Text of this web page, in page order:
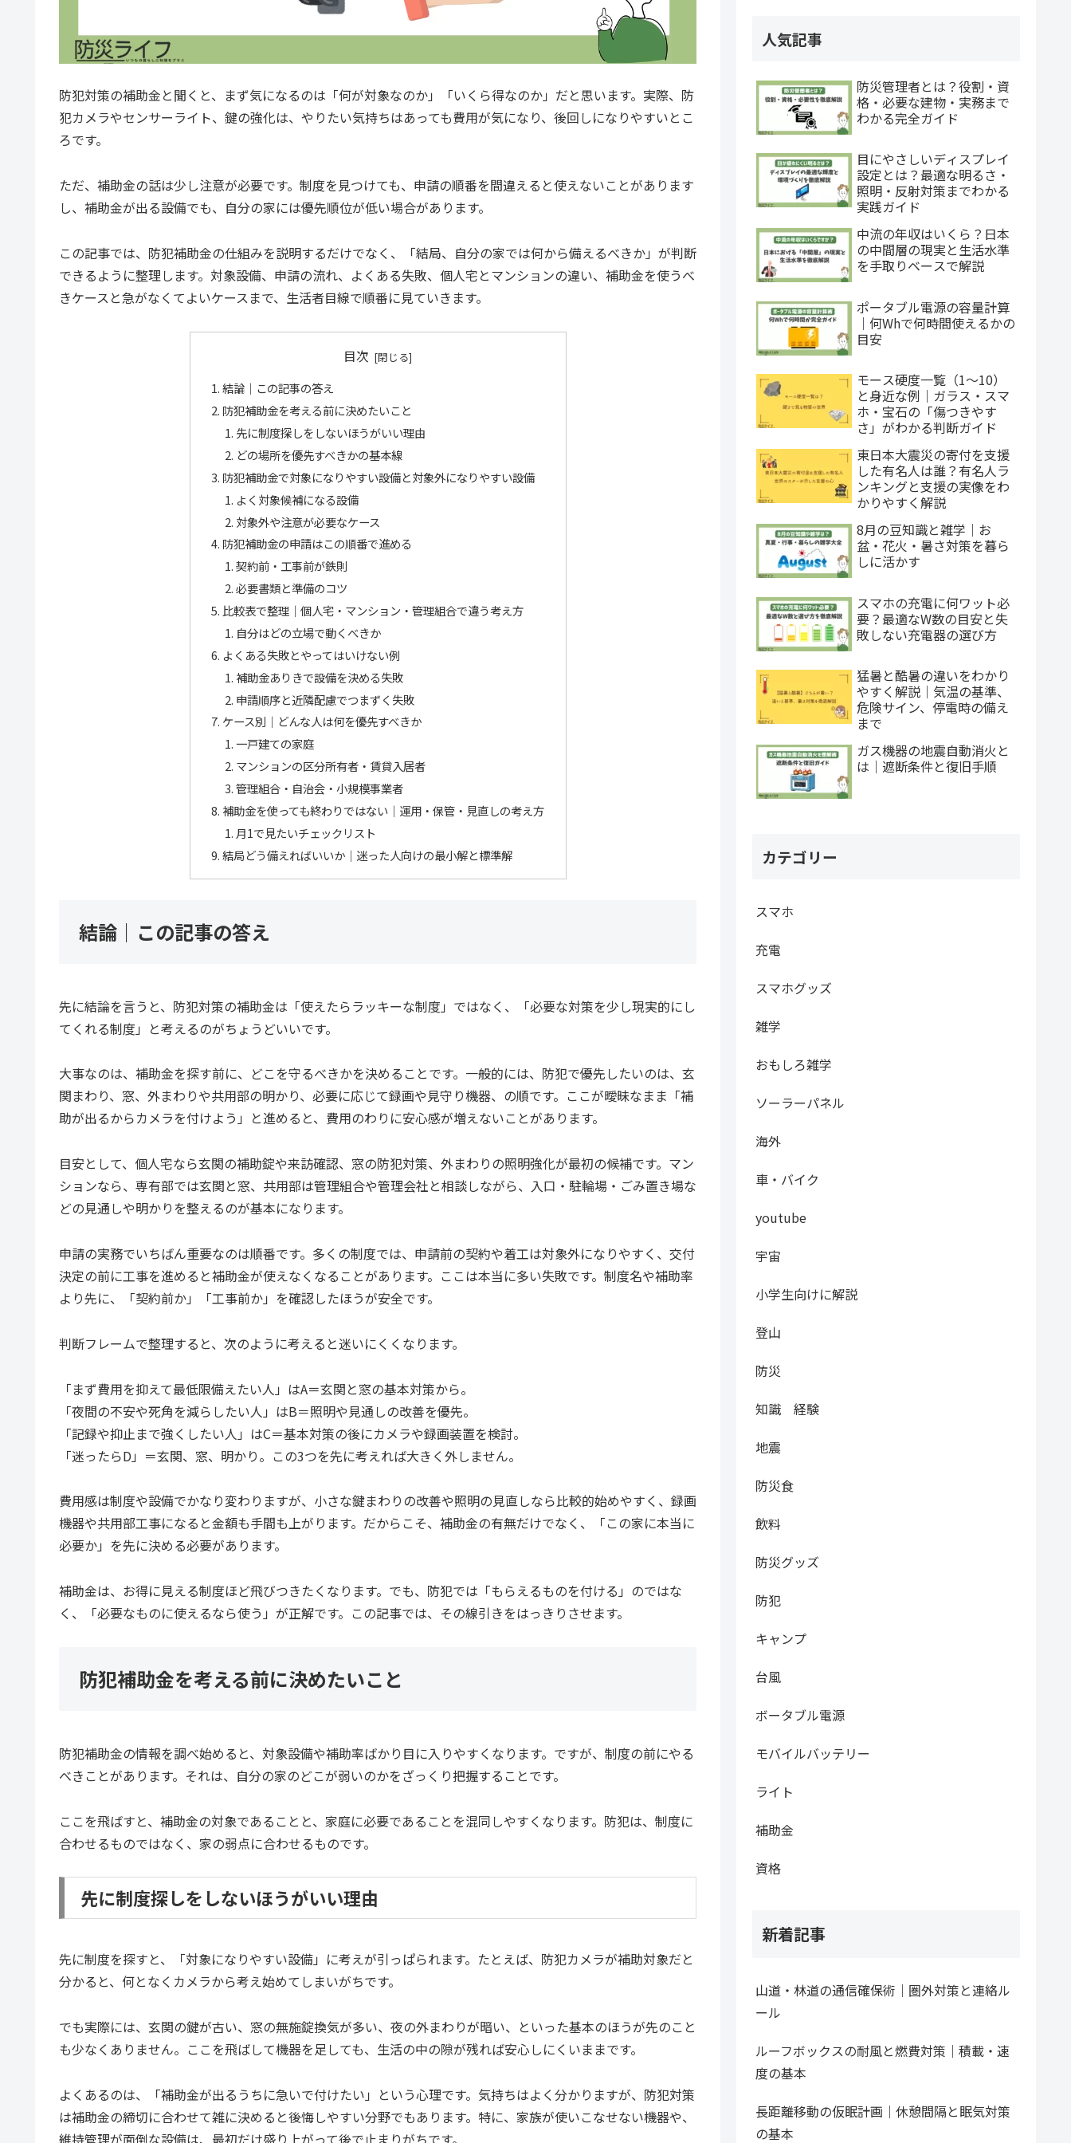
防犯対策の補助金と聞くと、まず気になるのは「何が対象なのか」「いくら得なのか」だと思います。実際、防
犯カメラやセンサーライト、鍵の強化は、やりたい気持ちはあっても費用が気になり、後回しになりやすいとこ
ろです。
ただ、補助金の話は少し注意が必要です。制度を見つけても、申請の順番を間違えると使えないことがあります
し、補助金が出る設備でも、自分の家には優先順位が低い場合があります。
この記事では、防犯補助金の仕組みを説明するだけでなく、「結局、自分の家では何から備えるべきか」が判断
できるように整理します。対象設備、申請の流れ、よくある失敗、個人宅とマンションの違い、補助金を使うべ
きケースと急がなくてよいケースまで、生活者目線で順番に見ていきます。
目次
結論｜この記事の答え
防犯補助金を考える前に決めたいこと
先に制度探しをしないほうがいい理由
どの場所を優先すべきかの基本線
防犯補助金で対象になりやすい設備と対象外になりやすい設備
よく対象候補になる設備
対象外や注意が必要なケース
防犯補助金の申請はこの順番で進める
契約前・工事前が鉄則
必要書類と準備のコツ
比較表で整理｜個人宅・マンション・管理組合で違う考え方
自分はどの立場で動くべきか
よくある失敗とやってはいけない例
補助金ありきで設備を決める失敗
申請順序と近隣配慮でつまずく失敗
ケース別｜どんな人は何を優先すべきか
一戸建ての家庭
マンションの区分所有者・賃貸入居者
管理組合・自治会・小規模事業者
補助金を使っても終わりではない｜運用・保管・見直しの考え方
月1で見たいチェックリスト
結局どう備えればいいか｜迷った人向けの最小解と標準解
結論｜この記事の答え
先に結論を言うと、防犯対策の補助金は「使えたらラッキーな制度」ではなく、「必要な対策を少し現実的にし
てくれる制度」と考えるのがちょうどいいです。
大事なのは、補助金を探す前に、どこを守るべきかを決めることです。一般的には、防犯で優先したいのは、玄
関まわり、窓、外まわりや共用部の明かり、必要に応じて録画や見守り機器、の順です。ここが曖昧なまま「補
助が出るからカメラを付けよう」と進めると、費用のわりに安心感が増えないことがあります。
目安として、個人宅なら玄関の補助錠や来訪確認、窓の防犯対策、外まわりの照明強化が最初の候補です。マン
ションなら、専有部では玄関と窓、共用部は管理組合や管理会社と相談しながら、入口・駐輪場・ごみ置き場な
どの見通しや明かりを整えるのが基本になります。
申請の実務でいちばん重要なのは順番です。多くの制度では、申請前の契約や着工は対象外になりやすく、交付
決定の前に工事を進めると補助金が使えなくなることがあります。ここは本当に多い失敗です。制度名や補助率
より先に、「契約前か」「工事前か」を確認したほうが安全です。
判断フレームで整理すると、次のように考えると迷いにくくなります。
「まず費用を抑えて最低限備えたい人」はA＝玄関と窓の基本対策から。
「夜間の不安や死角を減らしたい人」はB＝照明や見通しの改善を優先。
「記録や抑止まで強くしたい人」はC＝基本対策の後にカメラや録画装置を検討。
「迷ったらD」＝玄関、窓、明かり。この3つを先に考えれば大きく外しません。
費用感は制度や設備でかなり変わりますが、小さな鍵まわりの改善や照明の見直しなら比較的始めやすく、録画
機器や共用部工事になると金額も手間も上がります。だからこそ、補助金の有無だけでなく、「この家に本当に
必要か」を先に決める必要があります。
補助金は、お得に見える制度ほど飛びつきたくなります。でも、防犯では「もらえるものを付ける」のではな
く、「必要なものに使えるなら使う」が正解です。この記事では、その線引きをはっきりさせます。
防犯補助金を考える前に決めたいこと
防犯補助金の情報を調べ始めると、対象設備や補助率ばかり目に入りやすくなります。ですが、制度の前にやる
べきことがあります。それは、自分の家のどこが弱いのかをざっくり把握することです。
ここを飛ばすと、補助金の対象であることと、家庭に必要であることを混同しやすくなります。防犯は、制度に
合わせるものではなく、家の弱点に合わせるものです。
先に制度探しをしないほうがいい理由
先に制度を探すと、「対象になりやすい設備」に考えが引っぱられます。たとえば、防犯カメラが補助対象だと
分かると、何となくカメラから考え始めてしまいがちです。
でも実際には、玄関の鍵が古い、窓の無施錠換気が多い、夜の外まわりが暗い、といった基本のほうが先のこと
も少なくありません。ここを飛ばして機器を足しても、生活の中の隙が残れば安心しにくいままです。
よくあるのは、「補助金が出るうちに急いで付けたい」という心理です。気持ちはよく分かりますが、防犯対策
は補助金の締切に合わせて雑に決めると後悔しやすい分野でもあります。特に、家族が使いこなせない機器や、
維持管理が面倒な設備は、最初だけ盛り上がって後で止まりがちです。
人気記事
防災管理者とは？役割・資
格・必要な建物・実務まで
わかる完全ガイド
目にやさしいディスプレイ
設定とは？最適な明るさ・
照明・反射対策までわかる
実践ガイド
中流の年収はいくら？日本
の中間層の現実と生活水準
を手取りベースで解説
ポータブル電源の容量計算
｜何Whで何時間使えるかの
目安
モース硬度一覧（1〜10）
と身近な例｜ガラス・スマ
ホ・宝石の「傷つきやす
さ」がわかる判断ガイド
東日本大震災の寄付を支援
した有名人は誰？有名人ラ
ンキングと支援の実像をわ
かりやすく解説
8月の豆知識と雑学｜お
盆・花火・暑さ対策を暮ら
しに活かす
スマホの充電に何ワット必
要？最適なW数の目安と失
敗しない充電器の選び方
猛暑と酷暑の違いをわかり
やすく解説｜気温の基準、
危険サイン、停電時の備え
まで
ガス機器の地震自動消火と
は｜遮断条件と復旧手順
カテゴリー
スマホ
充電
スマホグッズ
雑学
おもしろ雑学
ソーラーパネル
海外
車・バイク
youtube
宇宙
小学生向けに解説
登山
防災
知識 経験
地震
防災食
飲料
防災グッズ
防犯
キャンプ
台風
ボータブル電源
モバイルバッテリー
ライト
補助金
資格
新着記事
山道・林道の通信確保術｜圏外対策と連絡ル
ール
ルーフボックスの耐風と燃費対策｜積載・速
度の基本
長距離移動の仮眠計画｜休憩間隔と眠気対策
の基本